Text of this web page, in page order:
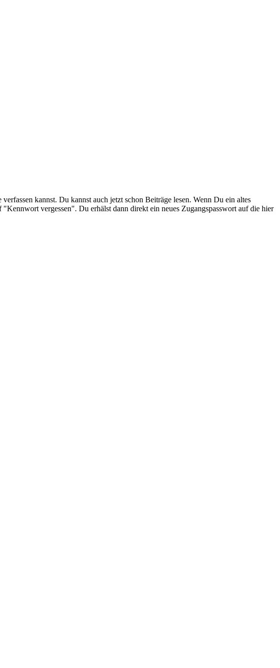
verfassen kannst. Du kannst auch jetzt schon Beiträge lesen. Wenn Du ein altes
vergessen". Du erhälst dann direkt ein neues Zugangspasswort auf die hier